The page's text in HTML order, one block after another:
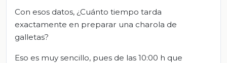
Con esos datos, ¿Cuánto tiempo tarda
exactamente en preparar una charola de
galletas?
Eso es muy sencillo, pues de las 10:00 h que